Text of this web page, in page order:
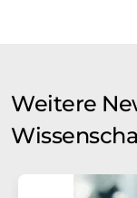
Weitere